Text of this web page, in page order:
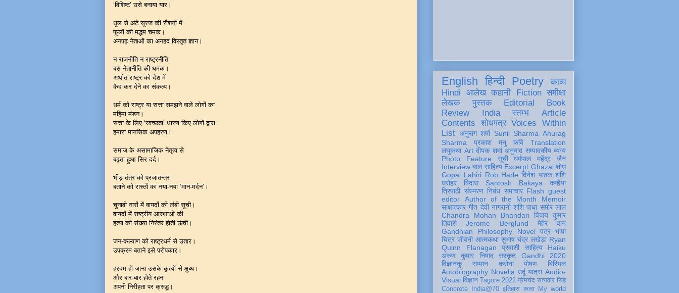
‘विशिष्ट’ उसे बनाया यार।
धूल से अंटे सूरज की रौशनी में
फूलों की मद्धम चमक।
अनपढ़ नेताओं का अनहद विस्तृत ज्ञान।
न राजनीति न राष्ट्रनीति
बस नेतानीति की धमक।
अर्थात राष्ट्र को देश में
कैद कर देने का संकल्प।
धर्म को राष्ट्र या सत्ता समझने वाले लोगों का
महिमा मंडन।
सत्ता के लिए ‘स्वच्छता’ धारण किए लोगों द्वारा
हमारा मानसिक अपहरण।
समाज के असामाजिक नेतृत्व से
बढ़ता हुआ सिर दर्द।
भीड़ तंत्र को प्रजातन्त्र
बताने को रास्तों का नया-नया ‘मान-मर्दन’।
चुनावी नारों में वायदों की लंबी सूची।
वायदों में राष्ट्रीय आस्थाओं की
हत्या की संख्या निरंतर होती ऊंची।
जन-कल्याण को राष्ट्रधर्म से उतार।
उपक्रम बताने इसे परोपकार।
हरदम हो जाना उसके कृत्यों से क्षुब्ध।
और बार-बार होते रहना
अपनी निरीहता पर क्रुद्ध।
English हिन्दी Poetry
काव्य
Hindi
आलेख कहानी Fiction समीक्षा
लेखक
पुस्तक Editorial
Book
Review
India स्तम्भ
Article
Contents
शोधपत्र Voices Within
List अनुराग शर्मा Sunil Sharma Anurag
Sharma
प्रकाश मनु कवि
Translation
लघुकथा Art दीपक शर्मा अनुवाद सम्पादकीय व्यंग्य
Photo Feature
सूची
धर्मपाल महेंद्र जैन
Interview बाल साहित्य Excerpt Ghazal शोध
Gopal Lahiri Rob Harle दिनेश पाठक शशि
धरोहर
बिंदास Santosh Bakaya
कन्हैया
त्रिपाठी संस्मरण निबंध समाचार Flash guest
editor
Author of the Month
Memoir
साक्षात्कार गीत देवी नागरानी शशि पाधा समीर लाल
Chandra Mohan Bhandari विजय कुमार
तिवारी
Jerome Berglund
मेहेर वान
Gandhian Philosophy
Novel पत्र भाषा
चित्र जीवनी आत्मकथा सुभाष चंद्र लखेड़ा Ryan
Quinn Flanagan
प्रवासी साहित्य
Haiku
अरुण कुमार निषाद
संस्कृत
Gandhi 2020
विज्ञानकु
सम्मान करोना पोषण
बिस्मिल
Autobiography Novella उर्दू यात्रा Audio-
Visual विज्ञान Tagore 2022 प्रेमचंद सत्यवीर सिंह
Concrete
India@70 इतिहास कला
My world